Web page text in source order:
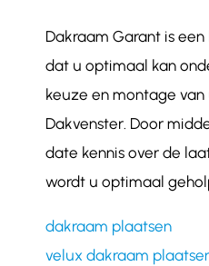
Dakraam Garant is
dat u optimaal kan
keuze en montage
Dakvenster. Door
date kennis over de
wordt u optimaal
dakraam plaatsen
velux dakraam